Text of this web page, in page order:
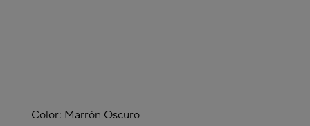
Color: Marrón Oscuro